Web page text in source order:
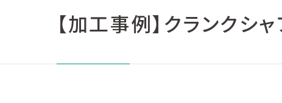
【加工事例】クランクシ